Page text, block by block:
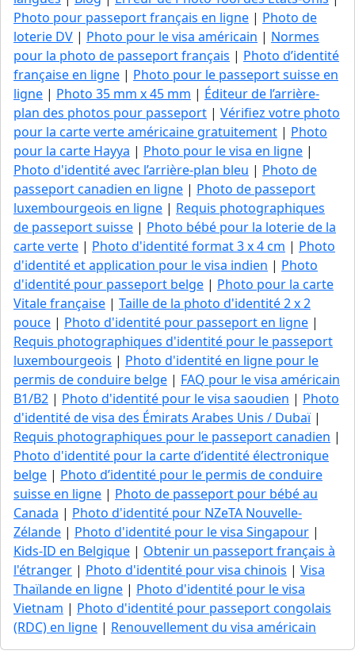
Photo pour passeport français en ligne | Photo de
loterie DV | Photo pour le visa américain | Normes
pour la photo de passeport français | Photo d’identité
française en ligne | Photo pour le passeport suisse en
ligne | Photo 35 mm x 45 mm | Éditeur de l’arrière-
plan des photos pour passeport | Vérifiez votre photo
pour la carte verte américaine gratuitement | Photo
pour la carte Hayya | Photo pour le visa en ligne |
Photo d'identité avec l’arrière-plan bleu | Photo de
passeport canadien en ligne | Photo de passeport
luxembourgeois en ligne | Requis photographiques
de passeport suisse | Photo bébé pour la loterie de la
carte verte | Photo d'identité format 3 x 4 cm | Photo
d'identité et application pour le visa indien | Photo
d'identité pour passeport belge | Photo pour la carte
Vitale française | Taille de la photo d'identité 2 x 2
pouce | Photo d'identité pour passeport en ligne |
Requis photographiques d'identité pour le passeport
luxembourgeois | Photo d'identité en ligne pour le
permis de conduire belge | FAQ pour le visa américain
B1/B2 | Photo d'identité pour le visa saoudien | Photo
d'identité de visa des Émirats Arabes Unis / Dubaï|
Requis photographiques pour le passeport canadien |
Photo d'identité pour la carte d’identité électronique
belge | Photo d’identité pour le permis de conduire
suisse en ligne | Photo de passeport pour bébé au
Canada | Photo d'identité pour NZeTA Nouvelle-
Zélande | Photo d'identité pour le visa Singapour |
Kids-ID en Belgique | Obtenir un passeport français à
l'étranger | Photo d'identité pour visa chinois | Visa
Thaïlande en ligne | Photo d'identité pour le visa
Vietnam | Photo d'identité pour passeport congolais
(RDC) en ligne | Renouvellement du visa américain